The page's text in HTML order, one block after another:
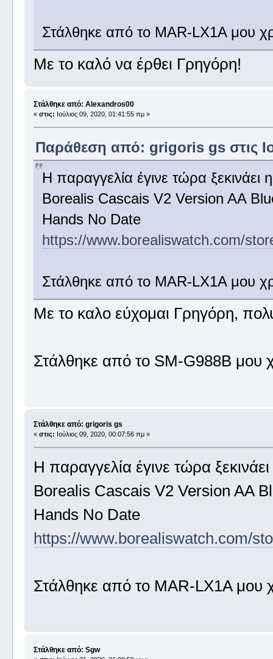
Στάλθηκε από το MAR-LX1A μου
Με το καλό να έρθει Γρηγόρη!
Στάλθηκε από: Alexandros00
« στις: Ιούλιος 09, 2020, 01:41:55 πμ »
Παράθεση από: grigoris gs στις
Η παραγγελία έγινε τώρα
Borealis Cascais V2 Version AA
Hands No Date
https://www.borealiswatch.com/
Στάλθηκε από το MAR-LX1A μου
Με το καλο εύχομαι Γρηγόρη,
Στάλθηκε από το SM-G988B μου
Στάλθηκε από: grigoris gs
« στις: Ιούλιος 09, 2020, 00:07:56 πμ »
Η παραγγελία έγινε τώρα
Borealis Cascais V2 Version AA
Hands No Date
https://www.borealiswatch.com/
Στάλθηκε από το MAR-LX1A μου
Στάλθηκε από: Sgw